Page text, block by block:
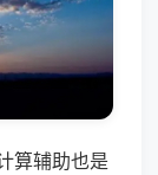
算辅助也是